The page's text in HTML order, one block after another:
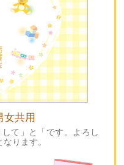
共用
て」と「です。よろし
ります。